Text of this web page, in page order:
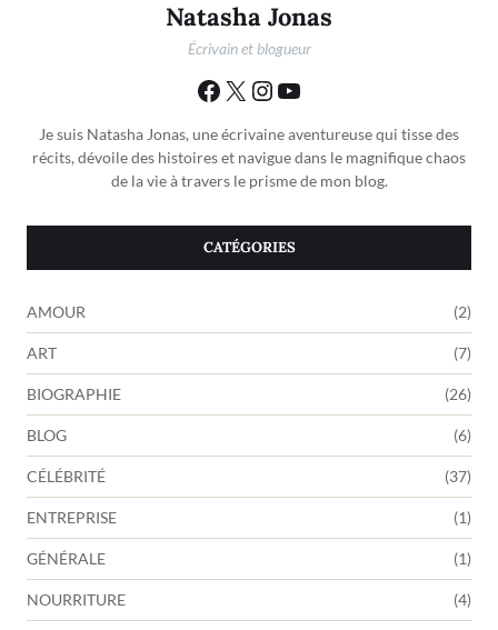
Natasha Jonas
Écrivain et blogueur
Je suis Natasha Jonas, une écrivaine aventureuse qui tisse des
récits, dévoile des histoires et navigue dans le magnifique chaos
de la vie à travers le prisme de mon blog.
CATÉGORIES
AMOUR (2)
ART (7)
BIOGRAPHIE (26)
BLOG (6)
CÉLÉBRITÉ (37)
ENTREPRISE (1)
GÉNÉRALE (1)
NOURRITURE (4)